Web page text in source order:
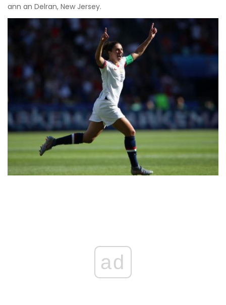
ann an Delran, New Jersey.
ad